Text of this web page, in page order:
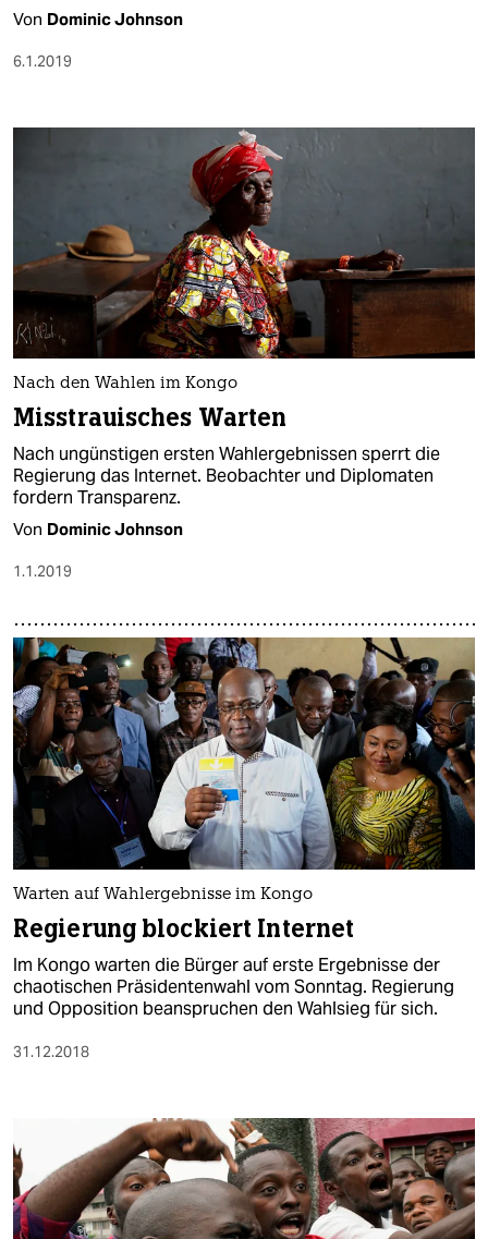
Von Dominic Johnson
6.1.2019
Nach den Wahlen im Kongo
Misstrauisches Warten
Nach ungünstigen ersten Wahlergebnissen sperrt die
Regierung das Internet. Beobachter und Diplomaten
fordern Transparenz.
Von Dominic Johnson
1.1.2019
Warten auf Wahlergebnisse im Kongo
Regierung blockiert Internet
Im Kongo warten die Bürger auf erste Ergebnisse der
chaotischen Präsidentenwahl vom Sonntag. Regierung
und Opposition beanspruchen den Wahlsieg für sich.
31.12.2018